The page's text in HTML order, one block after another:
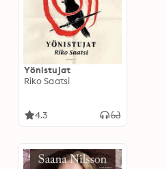
Yönistujat
Riko Saatsi
4.3